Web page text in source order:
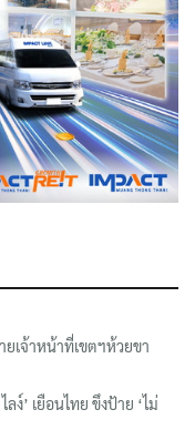
ยเจ้าหน้าที่เขตฯห้วยขา
ง์’ เยือนไทย ขึงป้าย ‘ไม่